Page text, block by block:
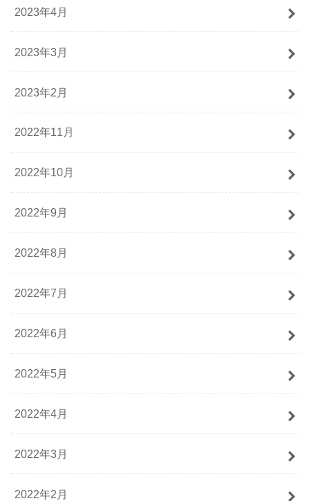
2023年4月
2023年3月
2023年2月
2022年11月
2022年10月
2022年9月
2022年8月
2022年7月
2022年6月
2022年5月
2022年4月
2022年3月
2022年2月